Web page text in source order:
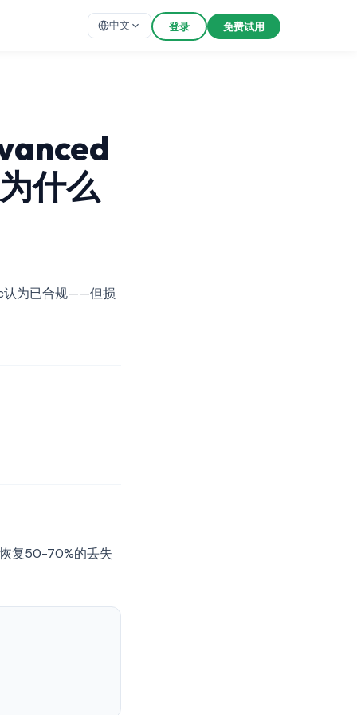
中文 登录 免费试用
什么
认为已合规——但损
复50-70%的丢失